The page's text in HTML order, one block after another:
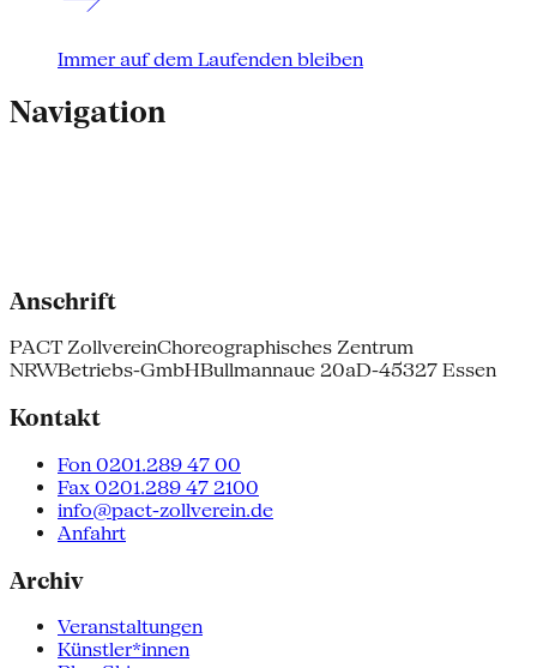
Immer auf dem Laufenden bleiben
Navigation
Anschrift
PACT ZollvereinChoreographisches Zentrum
NRWBetriebs-GmbHBullmannaue 20aD-45327 Essen
Kontakt
Fon 0201.289 47 00
Fax 0201.289 47 2100
info@pact-zollverein.de
Anfahrt
Archiv
Veranstaltungen
Künstler*innen